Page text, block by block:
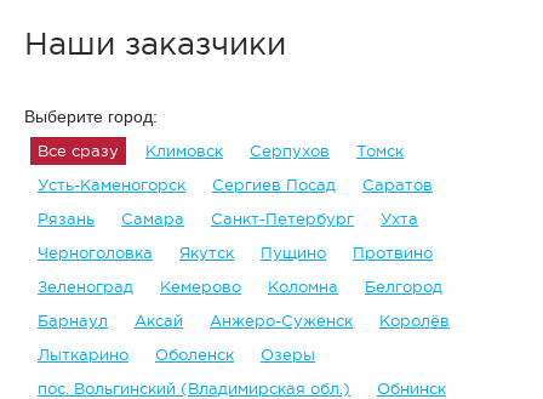
Наши заказчики
Выберите город:
Все сразу Климовск Серпухов
Томск
Усть-Каменогорск
Сергиев Посад
Саратов
Рязань
Самара Санкт-Петербург
Ухта
Черноголовка
Якутск Пущино
Протвино
Зеленоград
Кемерово Коломна
Белгород
Барнаул
Аксай Анжеро-Суженск
Королёв
Лыткарино
Оболенск
Озеры
пос. Вольгинский (Владимирская обл.)
Обнинск